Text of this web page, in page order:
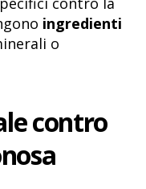
ingredienti
o
contro